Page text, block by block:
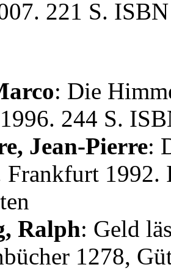
221 S.
: Die
244 S.
Jean-Pierre:
Frankfurt
Ralph: Geld
1278,